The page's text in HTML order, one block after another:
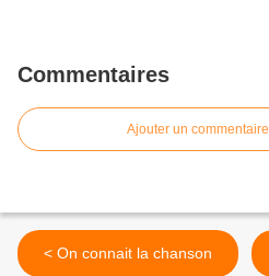
Commentaires
Ajouter un commentaire
< On connait la chanson